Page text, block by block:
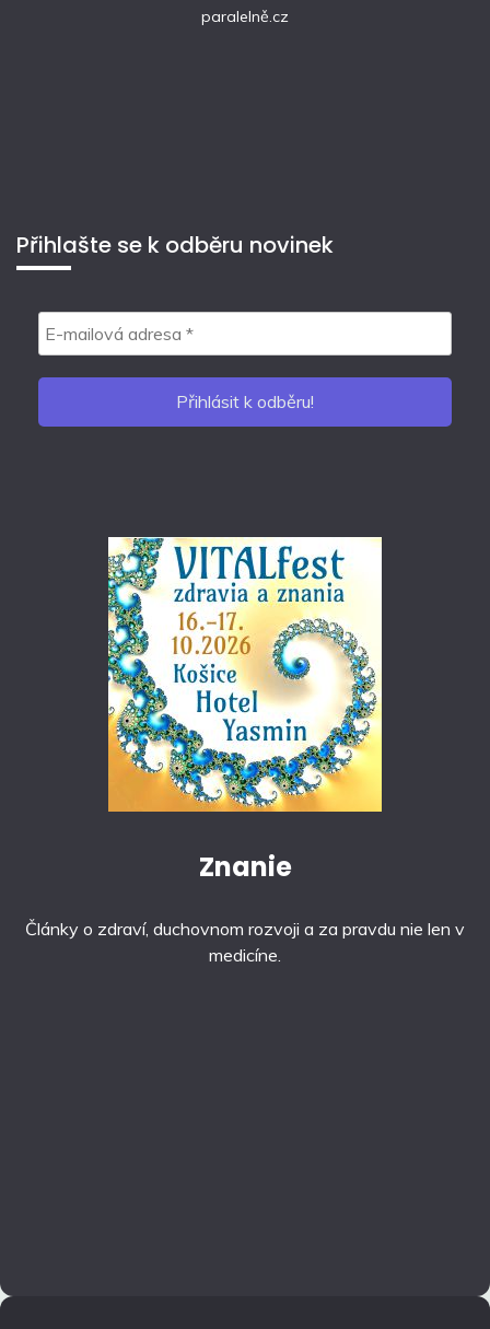
paralelně.cz
Přihlašte se k odběru novinek
Znanie
Články o zdraví, duchovnom rozvoji a za pravdu nie len v
medicíne.